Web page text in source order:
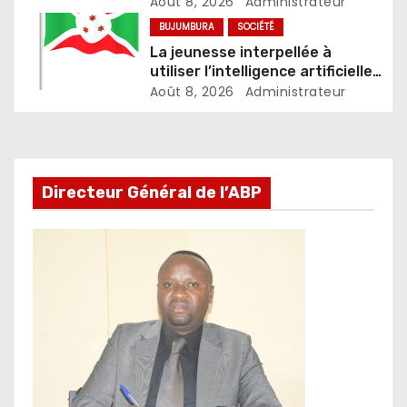
l’OPDD
BUJUMBURA SOCIÉTÉ
La jeunesse interpellée à
utiliser l’intelligence artificielle
de façon responsable
Août 8, 2026 Administrateur
Directeur Général de l’ABP